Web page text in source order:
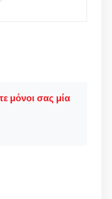
μόνοι σας μία